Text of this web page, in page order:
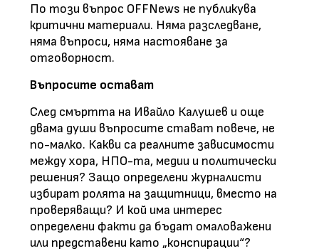
По този въпрос OFFNews не публикува
критични материали. Няма разследване,
няма въпроси, няма настояване за
отговорност.
Въпросите остават
След смъртта на Ивайло Калушев и още
двама души въпросите стават повече, не
по-малко. Какви са реалните зависимости
между хора, НПО-та, медии и политически
решения? Защо определени журналисти
избират ролята на защитници, вместо на
проверяващи? И кой има интерес
определени факти да бъдат омаловажени
или представени като „конспирации“?